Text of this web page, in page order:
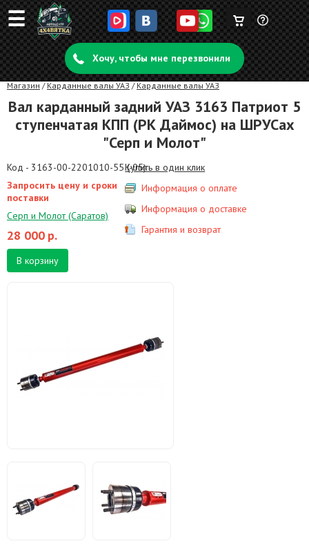
☰ Задать
вопрос
Корзина
пуста
Хочу, чтобы мне перезвонили
Магазин / Карданные валы УАЗ / Карданные валы УАЗ
Вал карданный задний УАЗ 3163 Патриот 5
ступенчатая КПП (РК Даймос) на ШРУСах
"Серп и Молот"
Код - 3163-00-2201010-55 (-05)
Запросить цену и сроки
поставки
Серп и Молот (Саратов)
28 000 р.
В корзину
Купить в один клик
Информация о оплате
Информация о доставке
Гарантия и возврат